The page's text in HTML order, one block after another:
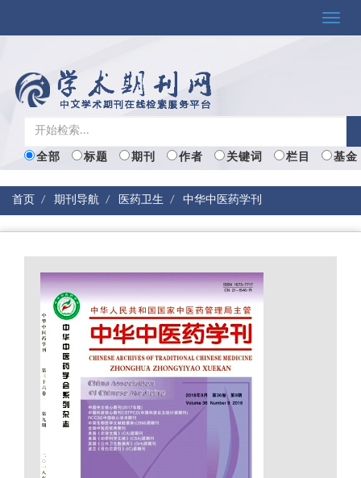
Toggle
全部 标题 期刊 作者 关键词 栏目 基金
首页 期刊导航 医药卫生 中华中医药学刊